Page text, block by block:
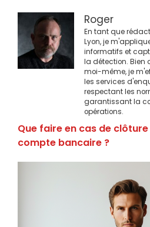
Roger
En tant que
Lyon, je
informatifs et
la détection. Bien
moi-même, je
les services
respectant les
garantissant la
opérations.
Que faire en cas de
compte bancaire ?